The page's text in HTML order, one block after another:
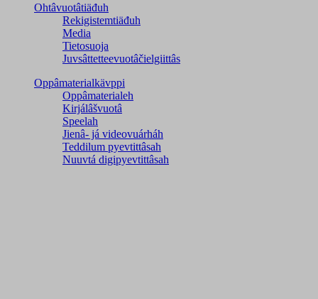
Ohtâvuotâtiäđuh
Rekigistemtiäđuh
Media
Tietosuoja
Juvsâttetteevuotâčielgiittâs
Oppâmaterialkävppi
Oppâmaterialeh
Kirjálâšvuotâ
Speelah
Jienâ- já videovuárháh
Teddilum pyevtittâsah
Nuuvtá digipyevtittâsah